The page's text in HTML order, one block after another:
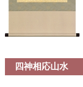
四神相応山水